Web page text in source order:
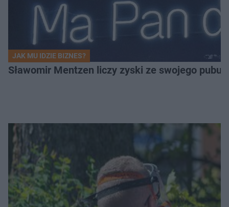
JAK MU IDZIE BIZNES?
Sławomir Mentzen liczy zyski ze swojego